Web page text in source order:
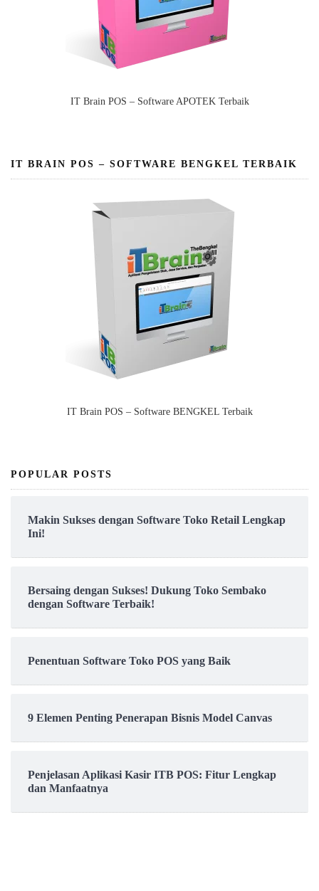
IT Brain POS – Software APOTEK Terbaik
IT BRAIN POS – SOFTWARE BENGKEL TERBAIK
IT Brain POS – Software BENGKEL Terbaik
POPULAR POSTS
Makin Sukses dengan Software Toko Retail Lengkap
Ini!
Bersaing dengan Sukses! Dukung Toko Sembako
dengan Software Terbaik!
Penentuan Software Toko POS yang Baik
9 Elemen Penting Penerapan Bisnis Model Canvas
Penjelasan Aplikasi Kasir ITB POS: Fitur Lengkap
dan Manfaatnya